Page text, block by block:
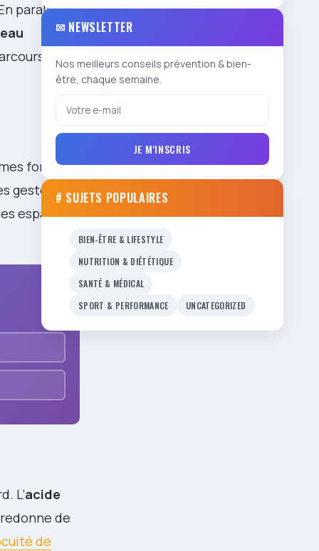
parallèle,
fondent,
gestes
espacées
L’acide
de
de
✉ NEWSLETTER
Nos meilleurs conseils prévention & bien-
être, chaque semaine.
JE M'INSCRIS
# SUJETS POPULAIRES
BIEN-ÊTRE & LIFESTYLE
NUTRITION & DIÉTÉTIQUE
SANTÉ & MÉDICAL
SPORT & PERFORMANCE
UNCATEGORIZED